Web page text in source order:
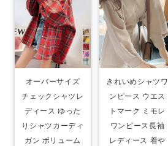
オーバーサイズ
チェックシャツレ
ディース ゆった
りシャツカーディ
ガン ボリューム
きれいめシャツワ
ンピース ウエス
トマーク ミモレ
ワンピース長袖
レディース 着や